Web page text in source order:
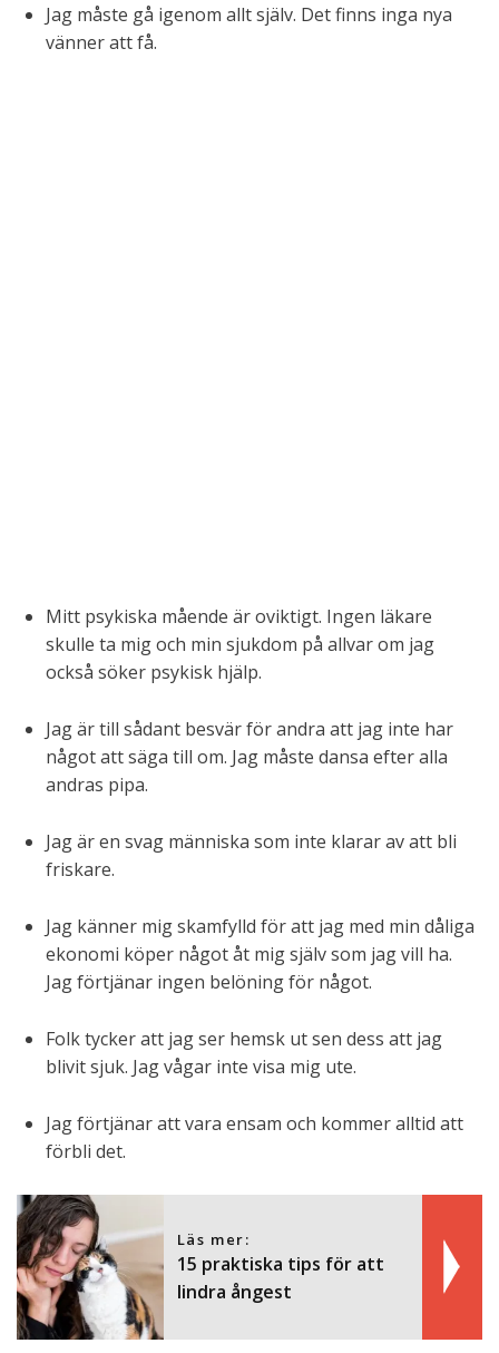
Jag måste gå igenom allt själv. Det finns inga nya
vänner att få.
Mitt psykiska mående är oviktigt. Ingen läkare
skulle ta mig och min sjukdom på allvar om jag
också söker psykisk hjälp.
Jag är till sådant besvär för andra att jag inte har
något att säga till om. Jag måste dansa efter alla
andras pipa.
Jag är en svag människa som inte klarar av att bli
friskare.
Jag känner mig skamfylld för att jag med min dåliga
ekonomi köper något åt mig själv som jag vill ha.
Jag förtjänar ingen belöning för något.
Folk tycker att jag ser hemsk ut sen dess att jag
blivit sjuk. Jag vågar inte visa mig ute.
Jag förtjänar att vara ensam och kommer alltid att
förbli det.
Läs mer:
15 praktiska tips för att
lindra ångest